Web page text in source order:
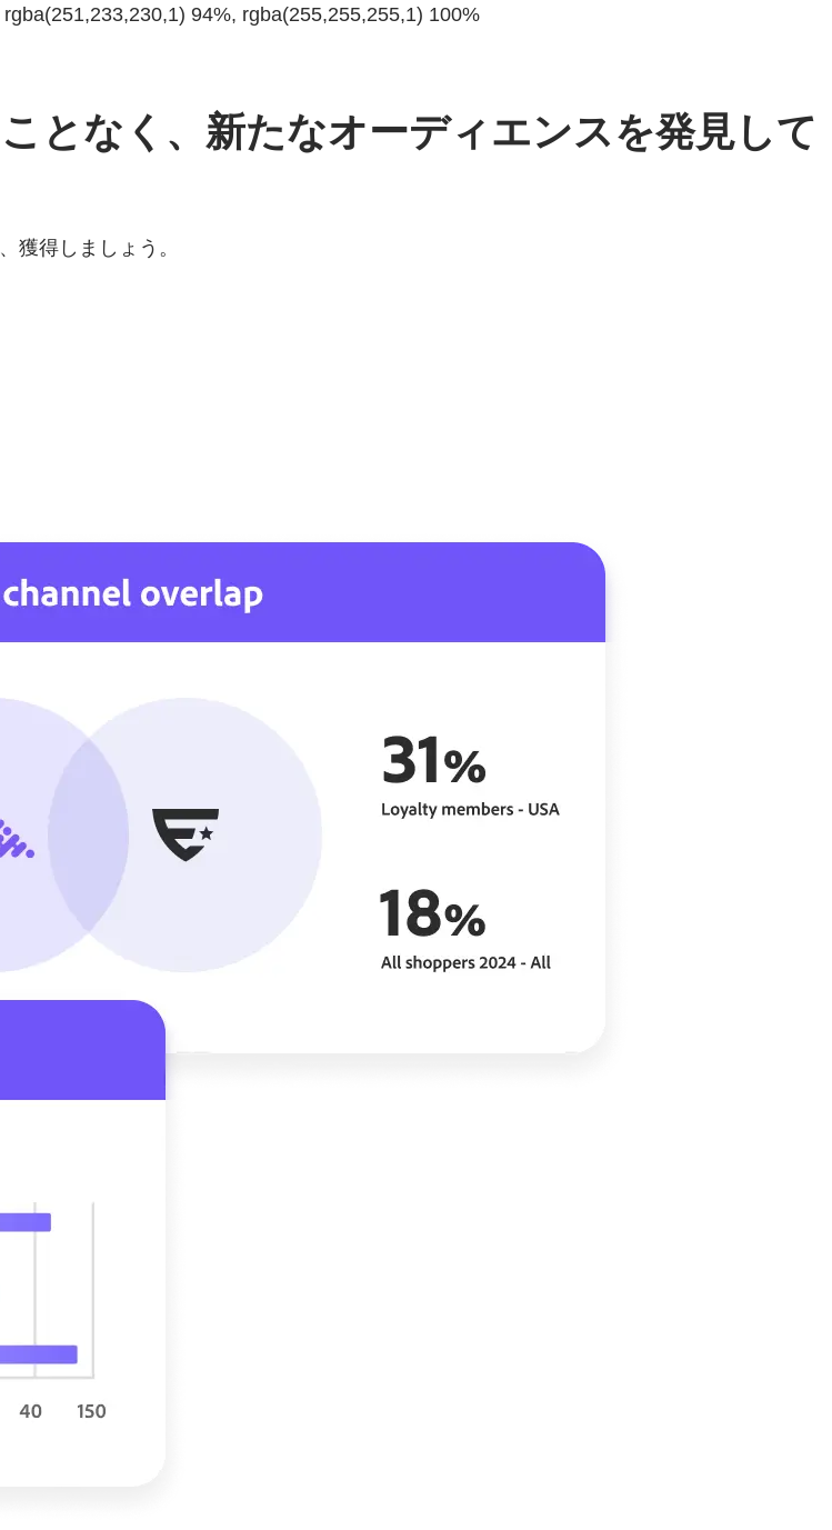
94%, rgba(255,255,255,1) 100%
となく、新たなオーディエンスを発見して
獲得しましょう。